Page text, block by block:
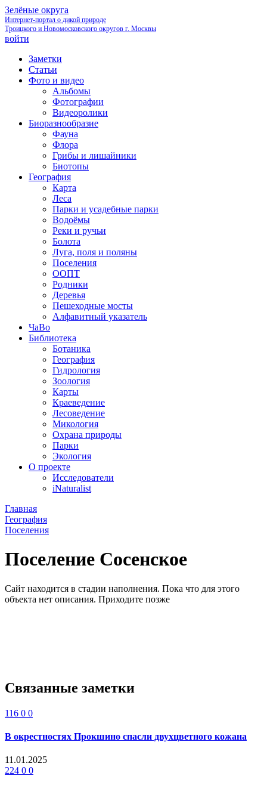
Зелёные округа
Интернет-портал о дикой природе
Троицкого и Новомосковского округов г. Москвы
войти
Заметки
Статьи
Фото и видео
Альбомы
Фотографии
Видеоролики
Биоразнообразие
Фауна
Флора
Грибы и лишайники
Биотопы
География
Карта
Леса
Парки и усадебные парки
Водоёмы
Реки и ручьи
Болота
Луга, поля и поляны
Поселения
ООПТ
Родники
Деревья
Пешеходные мосты
Алфавитный указатель
ЧаВо
Библиотека
Ботаника
География
Гидрология
Зоология
Карты
Краеведение
Лесоведение
Микология
Охрана природы
Парки
Экология
О проекте
Исследователи
iNaturalist
Главная
География
Поселения
Поселение Сосенское
Сайт находится в стадии наполнения. Пока что для этого
объекта нет описания. Приходите позже
Связанные заметки
116 0 0
В окрестностях Прокшино спасли двухцветного кожана
11.01.2025
224 0 0